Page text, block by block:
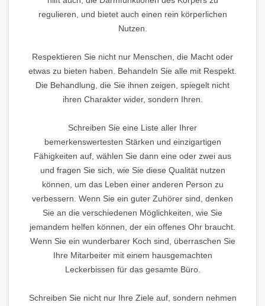
regulieren, und bietet auch einen rein körperlichen
Nutzen.
Respektieren Sie nicht nur Menschen, die Macht oder
etwas zu bieten haben. Behandeln Sie alle mit Respekt.
Die Behandlung, die Sie ihnen zeigen, spiegelt nicht
ihren Charakter wider, sondern Ihren.
Schreiben Sie eine Liste aller Ihrer
bemerkenswertesten Stärken und einzigartigen
Fähigkeiten auf, wählen Sie dann eine oder zwei aus
und fragen Sie sich, wie Sie diese Qualität nutzen
können, um das Leben einer anderen Person zu
verbessern. Wenn Sie ein guter Zuhörer sind, denken
Sie an die verschiedenen Möglichkeiten, wie Sie
jemandem helfen können, der ein offenes Ohr braucht.
Wenn Sie ein wunderbarer Koch sind, überraschen Sie
Ihre Mitarbeiter mit einem hausgemachten
Leckerbissen für das gesamte Büro.
Schreiben Sie nicht nur Ihre Ziele auf, sondern nehmen